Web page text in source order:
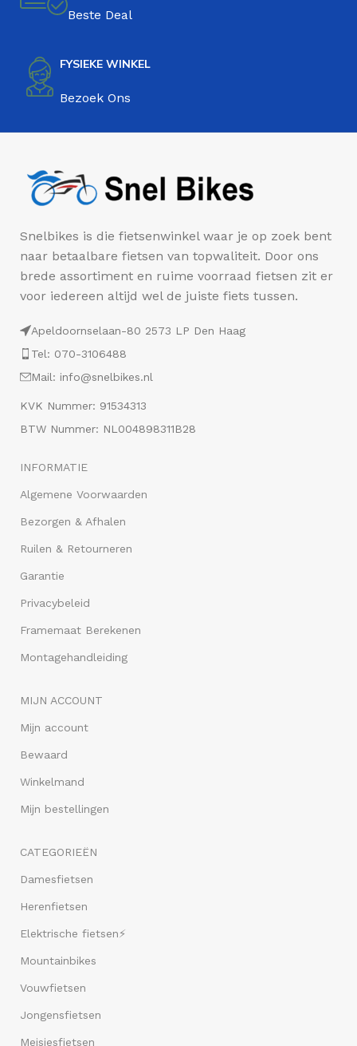
Beste Deal
FYSIEKE WINKEL
Bezoek Ons
Snelbikes is die fietsenwinkel waar je op zoek bent
naar betaalbare fietsen van topwaliteit. Door ons
brede assortiment en ruime voorraad fietsen zit er
voor iedereen altijd wel de juiste fiets tussen.
Apeldoornselaan-80 2573 LP Den Haag
Tel: 070-3106488
Mail: info@snelbikes.nl
KVK Nummer: 91534313
BTW Nummer: NL004898311B28
INFORMATIE
Algemene Voorwaarden
Bezorgen & Afhalen
Ruilen & Retourneren
Garantie
Privacybeleid
Framemaat Berekenen
Montagehandleiding
MIJN ACCOUNT
Mijn account
Bewaard
Winkelmand
Mijn bestellingen
CATEGORIEËN
Damesfietsen
Herenfietsen
Elektrische fietsen⚡
Mountainbikes
Vouwfietsen
Jongensfietsen
Meisjesfietsen